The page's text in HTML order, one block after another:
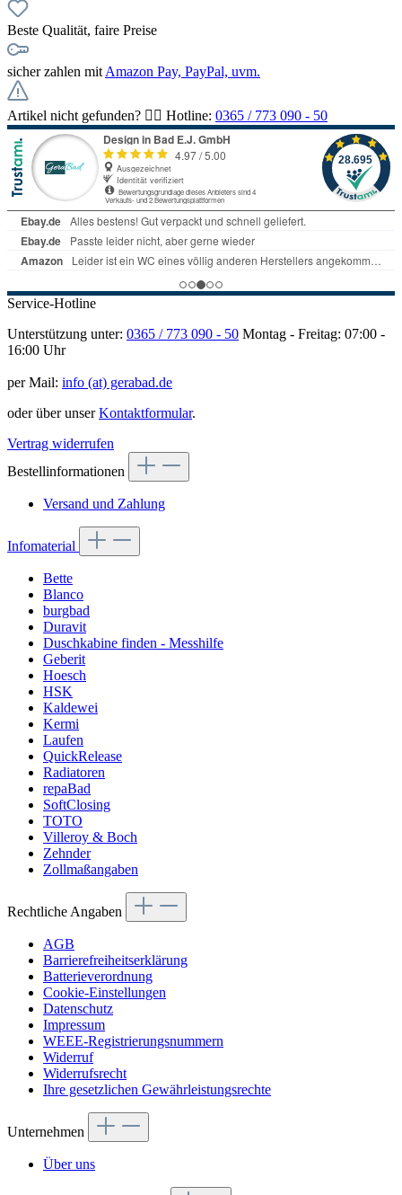
Beste Qualität, faire Preise
sicher zahlen mit Amazon Pay, PayPal, uvm.
Artikel nicht gefunden? 👉🏻 Hotline: 0365 / 773 090 - 50
Service-Hotline
Unterstützung unter: 0365 / 773 090 - 50 Montag - Freitag: 07:00 -
16:00 Uhr
per Mail: info (at) gerabad.de
oder über unserKontaktformular.
Vertrag widerrufen
Bestellinformationen
Versand und Zahlung
Infomaterial
Bette
Blanco
burgbad
Duravit
Duschkabine finden - Messhilfe
Geberit
Hoesch
HSK
Kaldewei
Kermi
Laufen
QuickRelease
Radiatoren
repaBad
SoftClosing
TOTO
Villeroy & Boch
Zehnder
Zollmaßangaben
Rechtliche Angaben
AGB
Barrierefreiheitserklärung
Batterieverordnung
Cookie-Einstellungen
Datenschutz
Impressum
WEEE-Registrierungsnummern
Widerruf
Widerrufsrecht
Ihre gesetzlichen Gewährleistungsrechte
Unternehmen
Über uns